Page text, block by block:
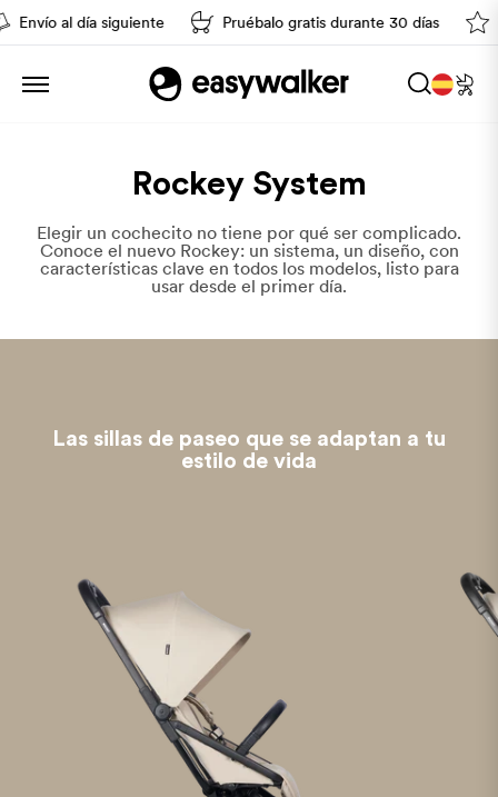
al día siguiente Pruébalo gratis durante 30 días
Rockey System
Elegir un cochecito no tiene por qué ser complicado.
Conoce el nuevo Rockey: un sistema, un diseño, con
características clave en todos los modelos, listo para
usar desde el primer día.
Las sillas de paseo que se adaptan a tu
estilo de vida